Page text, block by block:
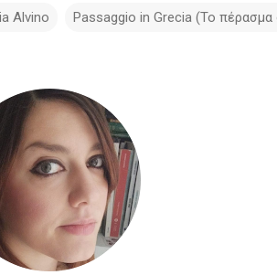
Alvino Passaggio in Grecia (Το πέρασμα